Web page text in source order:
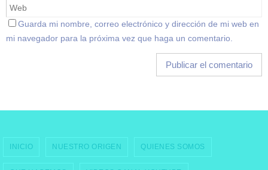
Guarda mi nombre, correo electrónico y dirección de mi web en
mi navegador para la próxima vez que haga un comentario.
INICIO NUESTRO ORIGEN QUIENES SOMOS